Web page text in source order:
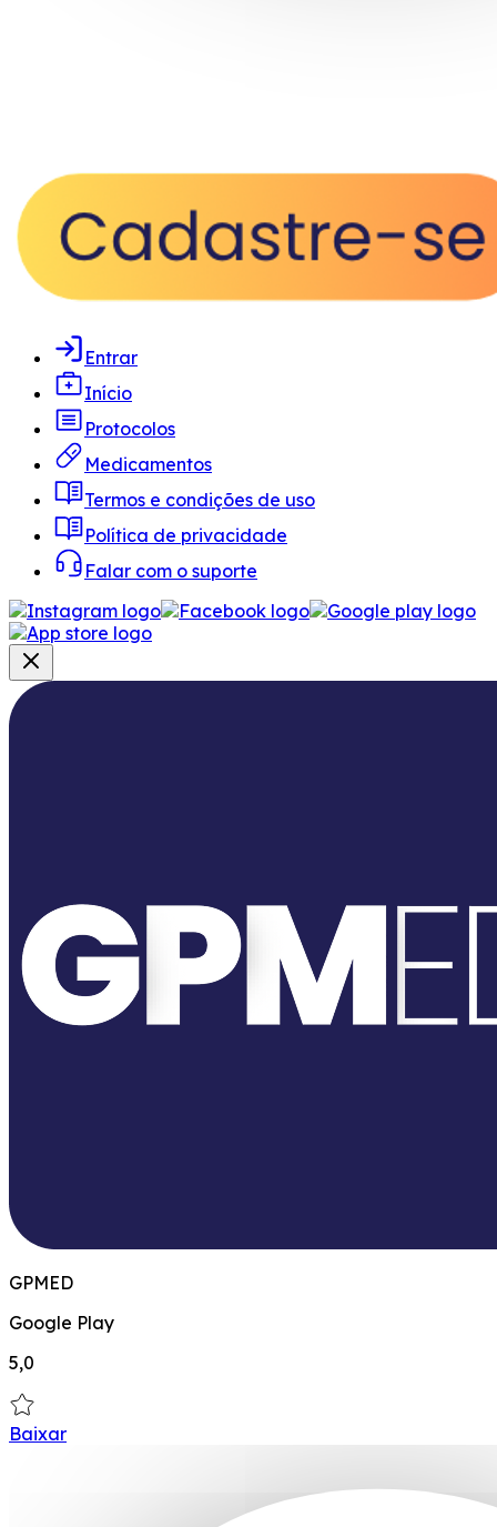
Entrar
Início
Protocolos
Medicamentos
Termos e condições de uso
Política de privacidade
Falar com o suporte
GPMED
Google Play
5,0
Baixar